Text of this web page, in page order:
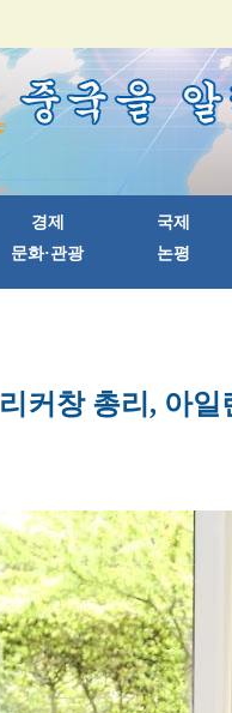
리커창 총리, 아